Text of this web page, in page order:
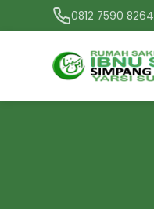
0812 7590 8264